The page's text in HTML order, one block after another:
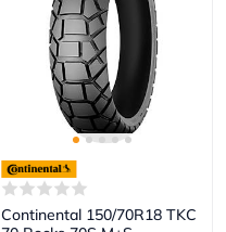
Continental 150/70R18 TKC